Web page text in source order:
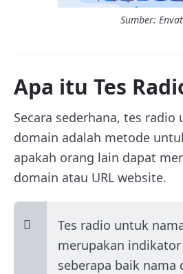
Sumber:
Apa itu Tes
Secara sederhana, tes radio
domain adalah metode
apakah orang lain dapat
domain atau URL website.
Tes radio untuk
merupakan
seberapa baik nama